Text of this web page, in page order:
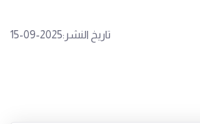
تاريخ النشر:2025-09-15